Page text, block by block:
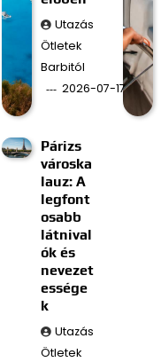
Utazás
Ötletek
Barbitól
2026-07-17
Párizs
városka
lauz: A
legfont
osabb
látnival
ók és
nevezet
essége
k
Utazás
Ötletek